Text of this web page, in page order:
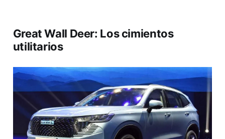
Great Wall Deer: Los cimientos
utilitarios